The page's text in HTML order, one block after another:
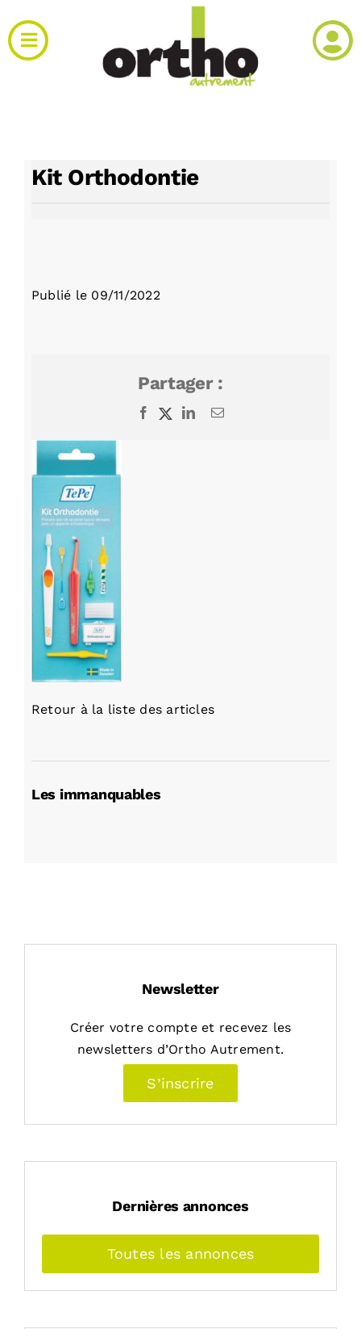
au
contenu
Toggle
Navigation
Kiosque
Kit Orthodontie
Publié le 09/11/2022
Partager :
Facebook
X LinkedInEmail
Retour à la liste des articles
Les immanquables
Newsletter
Créer votre compte et recevez les
newsletters d’Ortho Autrement.
S’inscrire
Dernières annonces
Toutes les annonces